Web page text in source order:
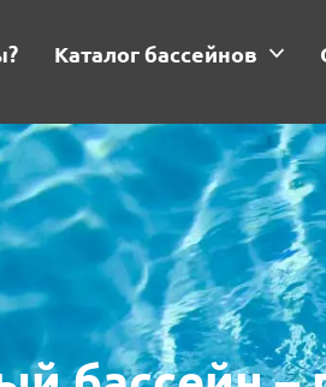
Каталог бассейнов